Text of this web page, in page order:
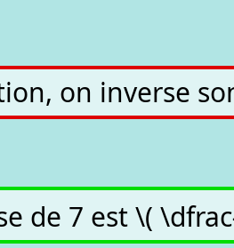
on inverse
de 7 est \(